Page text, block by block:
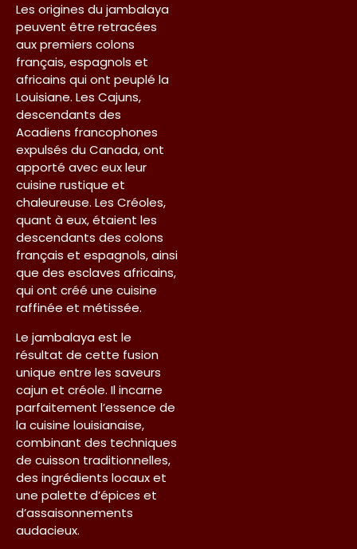
Les origines du jambalaya
peuvent être retracées
aux premiers colons
français, espagnols et
africains qui ont peuplé la
Louisiane. Les Cajuns,
descendants des
Acadiens francophones
expulsés du Canada, ont
apporté avec eux leur
cuisine rustique et
chaleureuse. Les Créoles,
quant à eux, étaient les
descendants des colons
français et espagnols, ainsi
que des esclaves africains,
qui ont créé une cuisine
raffinée et métissée.
Le jambalaya est le
résultat de cette fusion
unique entre les saveurs
cajun et créole. Il incarne
parfaitement l’essence de
la cuisine louisianaise,
combinant des techniques
de cuisson traditionnelles,
des ingrédients locaux et
une palette d’épices et
d’assaisonnements
audacieux.